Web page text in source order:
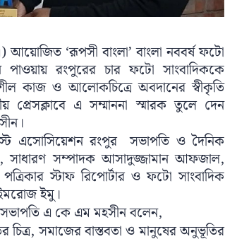
আয়োজিত ‘রূপসী বাংলা’ বাংলা নববর্ষ ফটো
পাওয়ায় রংপুরের চার ফটো সাংবাদিককে
কাজ ও আলোকচিত্রে অবদানের স্বীকৃতি
প্রেসক্লাবে এ সম্মাননা স্মারক তুলে দেন
এসোসিয়েশন রংপুর সভাপতি ও দৈনিক
সাধারণ সম্পাদক আসাদুজ্জামান আফজাল,
স্টাফ রিপোর্টার ও ফটো সাংবাদিক
ইমু।
সভাপতি এ কে এম মহসীন বলেন,
সমাজের বাস্তবতা ও মানুষের অনুভূতির